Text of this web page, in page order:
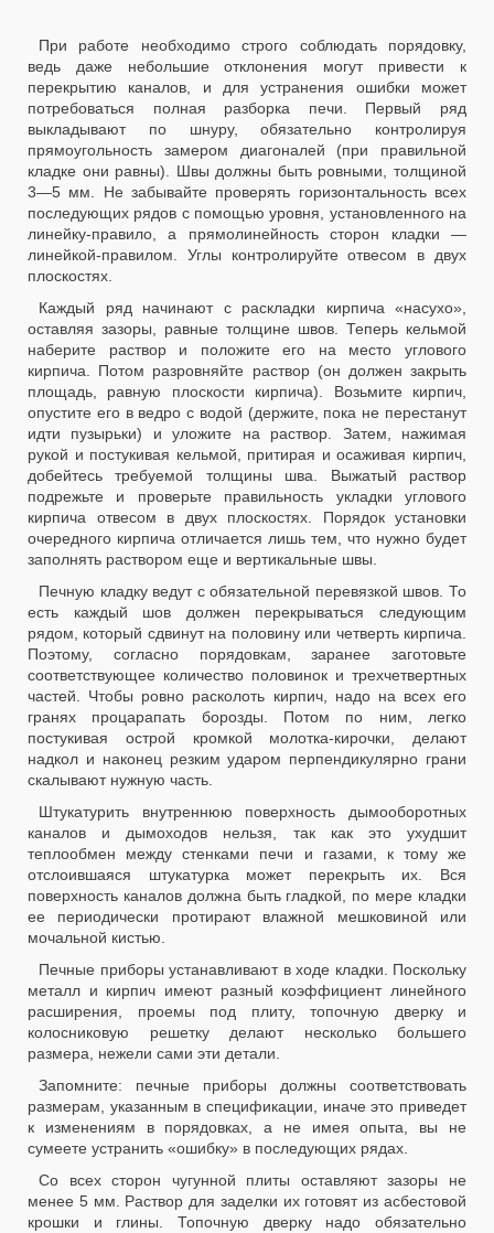
При работе необходимо строго соблюдать порядовку,
ведь даже небольшие отклонения могут привести к
перекрытию каналов, и для устранения ошибки может
потребоваться полная разборка печи. Первый ряд
выкладывают по шнуру, обязательно контролируя
прямоугольность замером диагоналей (при правильной
кладке они равны). Швы должны быть ровными, толщиной
3—5 мм. Не забывайте проверять горизонтальность всех
последующих рядов с помощью уровня, установленного на
линейку-правило, а прямолинейность сторон кладки —
линейкой-правилом. Углы контролируйте отвесом в двух
плоскостях.
Каждый ряд начинают с раскладки кирпича «насухо»,
оставляя зазоры, равные толщине швов. Теперь кельмой
наберите раствор и положите его на место углового
кирпича. Потом разровняйте раствор (он должен закрыть
площадь, равную плоскости кирпича). Возьмите кирпич,
опустите его в ведро с водой (держите, пока не перестанут
идти пузырьки) и уложите на раствор. Затем, нажимая
рукой и постукивая кельмой, притирая и осаживая кирпич,
добейтесь требуемой толщины шва. Выжатый раствор
подрежьте и проверьте правильность укладки углового
кирпича отвесом в двух плоскостях. Порядок установки
очередного кирпича отличается лишь тем, что нужно будет
заполнять раствором еще и вертикальные швы.
Печную кладку ведут с обязательной перевязкой швов. То
есть каждый шов должен перекрываться следующим
рядом, который сдвинут на половину или четверть кирпича.
Поэтому, согласно порядовкам, заранее заготовьте
соответствующее количество половинок и трехчетвертных
частей. Чтобы ровно расколоть кирпич, надо на всех его
гранях процарапать борозды. Потом по ним, легко
постукивая острой кромкой молотка-кирочки, делают
надкол и наконец резким ударом перпендикулярно грани
скалывают нужную часть.
Штукатурить внутреннюю поверхность дымооборотных
каналов и дымоходов нельзя, так как это ухудшит
теплообмен между стенками печи и газами, к тому же
отслоившаяся штукатурка может перекрыть их. Вся
поверхность каналов должна быть гладкой, по мере кладки
ее периодически протирают влажной мешковиной или
мочальной кистью.
Печные приборы устанавливают в ходе кладки. Поскольку
металл и кирпич имеют разный коэффициент линейного
расширения, проемы под плиту, топочную дверку и
колосниковую решетку делают несколько большего
размера, нежели сами эти детали.
Запомните: печные приборы должны соответствовать
размерам, указанным в спецификации, иначе это приведет
к изменениям в порядовках, а не имея опыта, вы не
сумеете устранить «ошибку» в последующих рядах.
Со всех сторон чугунной плиты оставляют зазоры не
менее 5 мм. Раствор для заделки их готовят из асбестовой
крошки и глины. Топочную дверку надо обязательно